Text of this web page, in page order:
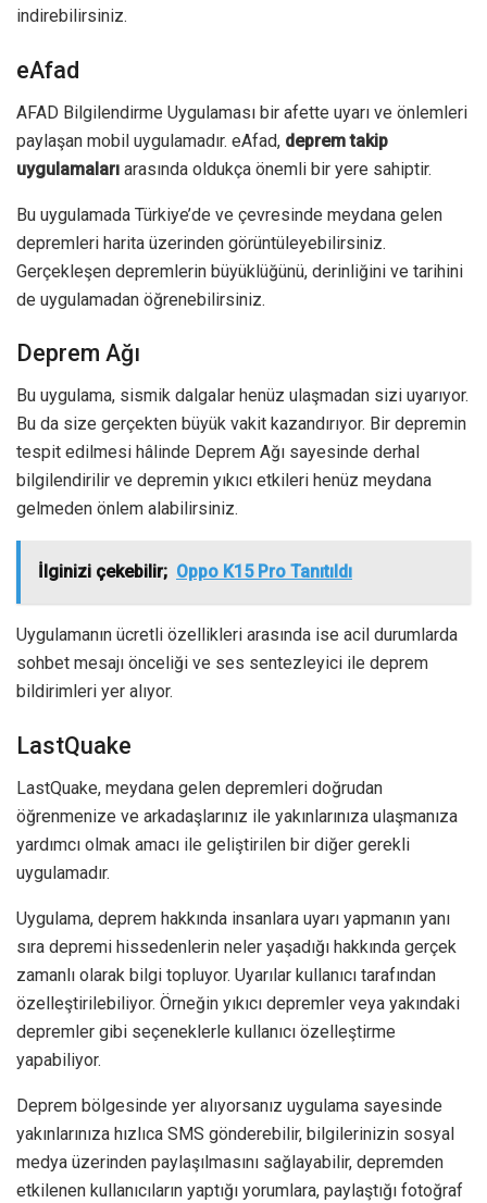
indirebilirsiniz.
eAfad
AFAD Bilgilendirme Uygulaması bir afette uyarı ve önlemleri
paylaşan mobil uygulamadır. eAfad, deprem takip
uygulamaları arasında oldukça önemli bir yere sahiptir.
Bu uygulamada Türkiye’de ve çevresinde meydana gelen
depremleri harita üzerinden görüntüleyebilirsiniz.
Gerçekleşen depremlerin büyüklüğünü, derinliğini ve tarihini
de uygulamadan öğrenebilirsiniz.
Deprem Ağı
Bu uygulama, sismik dalgalar henüz ulaşmadan sizi uyarıyor.
Bu da size gerçekten büyük vakit kazandırıyor. Bir depremin
tespit edilmesi hâlinde Deprem Ağı sayesinde derhal
bilgilendirilir ve depremin yıkıcı etkileri henüz meydana
gelmeden önlem alabilirsiniz.
İlginizi çekebilir; Oppo K15 Pro Tanıtıldı
Uygulamanın ücretli özellikleri arasında ise acil durumlarda
sohbet mesajı önceliği ve ses sentezleyici ile deprem
bildirimleri yer alıyor.
LastQuake
LastQuake, meydana gelen depremleri doğrudan
öğrenmenize ve arkadaşlarınız ile yakınlarınıza ulaşmanıza
yardımcı olmak amacı ile geliştirilen bir diğer gerekli
uygulamadır.
Uygulama, deprem hakkında insanlara uyarı yapmanın yanı
sıra depremi hissedenlerin neler yaşadığı hakkında gerçek
zamanlı olarak bilgi topluyor. Uyarılar kullanıcı tarafından
özelleştirilebiliyor. Örneğin yıkıcı depremler veya yakındaki
depremler gibi seçeneklerle kullanıcı özelleştirme
yapabiliyor.
Deprem bölgesinde yer alıyorsanız uygulama sayesinde
yakınlarınıza hızlıca SMS gönderebilir, bilgilerinizin sosyal
medya üzerinden paylaşılmasını sağlayabilir, depremden
etkilenen kullanıcıların yaptığı yorumlara, paylaştığı fotoğraf